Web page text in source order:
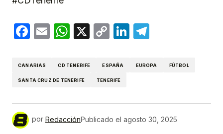
Facebook
EmailWhatsApp
X
CopyLinkedIn
CANARIAS CD TENERIFE ESPAÑA EUROPA FÚTBOL
SANTA CRUZ DE TENERIFE TENERIFE
por RedacciónPublicado el agosto 30, 2025